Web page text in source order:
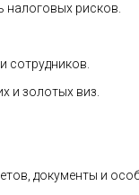
налоговых рисков.
сотрудников.
и золотых виз.
документы и